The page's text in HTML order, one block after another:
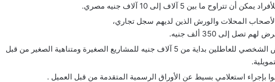
ما بين 5 آلاف إلى 10 آلاف جنيه مصري.
المحلات والورش الذين لديهم سجل تجاري،
إلى 350 ألف جنيه.
يمكن أن تبدأ قيمة القرض الشخصي للعاطلين بداية من 5 آلاف جنيه للمشاريع الصغيرة ومتناهية الصغير من قبل
بإجراء استعلامي بسيط عن الأوراق الرسمية المتقدمة من قبل العميل .